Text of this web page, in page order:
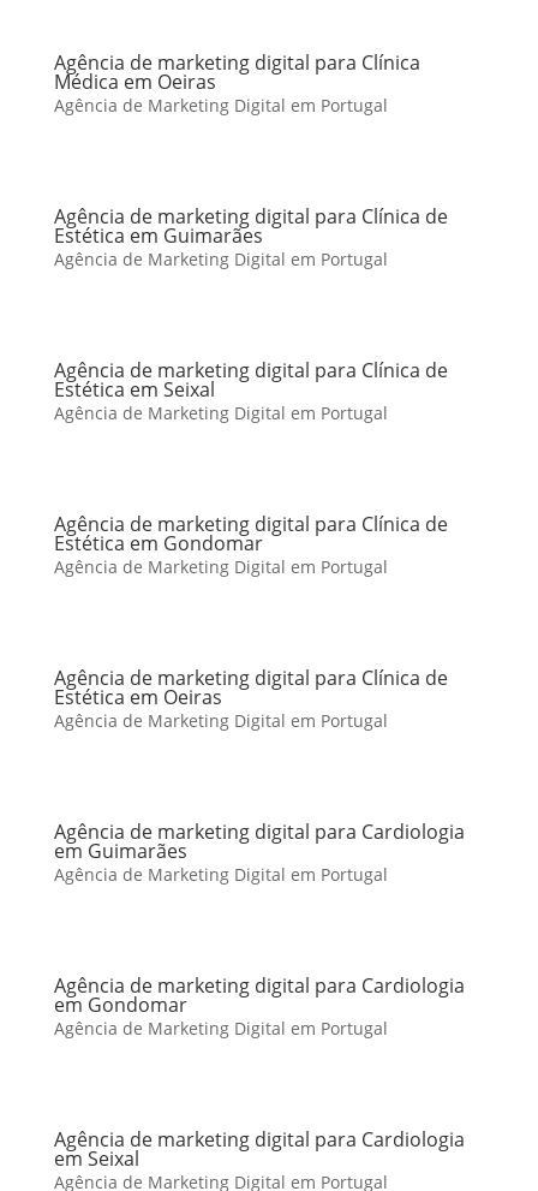
Agência de marketing digital para Clínica
Médica em Oeiras
Agência de Marketing Digital em Portugal
Agência de marketing digital para Clínica de
Estética em Guimarães
Agência de Marketing Digital em Portugal
Agência de marketing digital para Clínica de
Estética em Seixal
Agência de Marketing Digital em Portugal
Agência de marketing digital para Clínica de
Estética em Gondomar
Agência de Marketing Digital em Portugal
Agência de marketing digital para Clínica de
Estética em Oeiras
Agência de Marketing Digital em Portugal
Agência de marketing digital para Cardiologia
em Guimarães
Agência de Marketing Digital em Portugal
Agência de marketing digital para Cardiologia
em Gondomar
Agência de Marketing Digital em Portugal
Agência de marketing digital para Cardiologia
em Seixal
Agência de Marketing Digital em Portugal